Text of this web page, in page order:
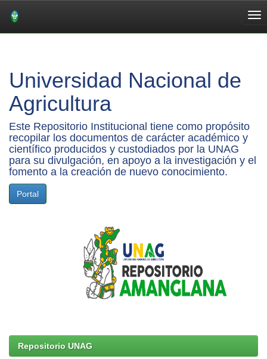
Universidad Nacional de
Agricultura
Este Repositorio Institucional tiene como propósito
recopilar los documentos de carácter académico y
científico producidos y custodiados por la UNAG
para su divulgación, en apoyo a la investigación y el
fomento a la creación de nuevo conocimiento.
Portal
Repositorio UNAG